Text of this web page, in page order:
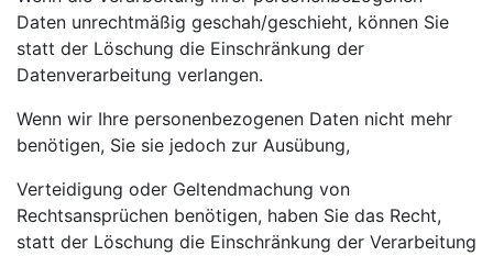
Daten unrechtmäßig geschah/geschieht, können Sie
statt der Löschung die Einschränkung der
Datenverarbeitung verlangen.
Wenn wir Ihre personenbezogenen Daten nicht mehr
benötigen, Sie sie jedoch zur Ausübung,
Verteidigung oder Geltendmachung von
Rechtsansprüchen benötigen, haben Sie das Recht,
statt der Löschung die Einschränkung der Verarbeitung